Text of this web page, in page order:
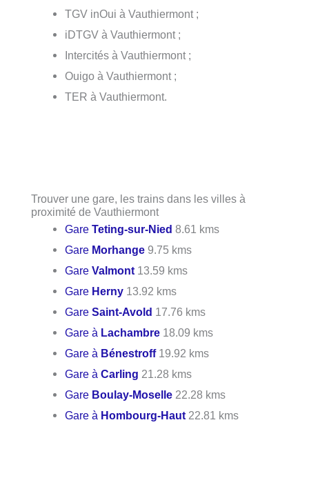
TGV inOui à Vauthiermont ;
iDTGV à Vauthiermont ;
Intercités à Vauthiermont ;
Ouigo à Vauthiermont ;
TER à Vauthiermont.
Trouver une gare, les trains dans les villes à
proximité de Vauthiermont
GareTeting-sur-Nied 8.61 kms
Gare Morhange 9.75 kms
GareValmont 13.59 kms
Gare Herny 13.92 kms
GareSaint-Avold 17.76 kms
Gare à Lachambre 18.09 kms
Gare à Bénestroff19.92 kms
Gare àCarling 21.28 kms
Gare Boulay-Moselle 22.28 kms
Gare à Hombourg-Haut 22.81 kms